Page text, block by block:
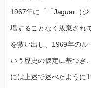
1967年に「「Jaguar（
場することなく放棄され
を救い出し、1969年の
いう歴史の仮定に基づき
には上述で述べたように